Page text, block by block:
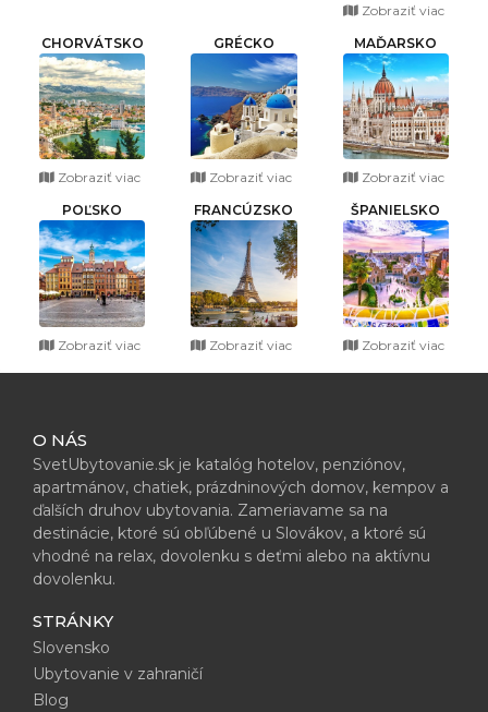
Zobraziť viac
CHORVÁTSKO
Zobraziť viac
GRÉCKO
Zobraziť viac
MAĎARSKO
Zobraziť viac
POĽSKO
Zobraziť viac
FRANCÚZSKO
Zobraziť viac
ŠPANIELSKO
Zobraziť viac
O NÁS
SvetUbytovanie.sk je katalóg hotelov, penziónov,
apartmánov, chatiek, prázdninových domov, kempov a
ďalších druhov ubytovania. Zameriavame sa na
destinácie, ktoré sú obľúbené u Slovákov, a ktoré sú
vhodné na relax, dovolenku s deťmi alebo na aktívnu
dovolenku.
STRÁNKY
Slovensko
Ubytovanie v zahraničí
Blog